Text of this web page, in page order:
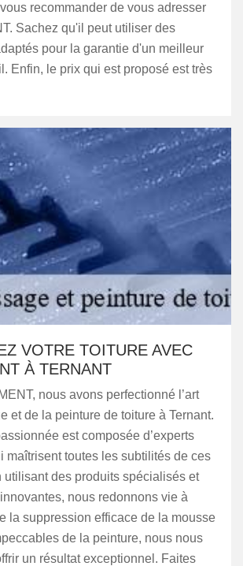
recommander de vous adresser
Sachez qu'il peut utiliser des
pour la garantie d'un meilleur
Enfin, le prix qui est proposé est très
VOTRE TOITURE AVEC
À TERNANT
nous avons perfectionné l’art
et de la peinture de toiture à Ternant.
est composée d’experts
maîtrisent toutes les subtilités de ces
utilisant des produits spécialisés et
nous redonnons vie à
la suppression efficace de la mousse
de la peinture, nous nous
un résultat exceptionnel. Faites